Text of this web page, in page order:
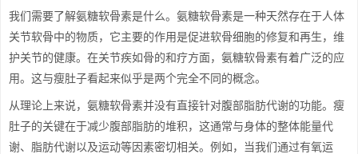
我们需要了解氨糖软骨素是什么。氨糖软骨素是一种天然存在于人体
关节软骨中的物质，它主要的作用是促进软骨细胞的修复和再生，维
护关节的健康。在关节疾如骨的和疗方面，氨糖软骨素有着广泛的应
用。这与瘦肚子看起来似乎是两个完全不同的概念。
从理论上来说，氨糖软骨素并没有直接针对腹部脂肪代谢的功能。瘦
肚子的关键在于减少腹部脂肪的堆积，这通常与身体的整体能量代
谢、脂肪代谢以及运动等因素密切相关。例如，当我们通过有氧运